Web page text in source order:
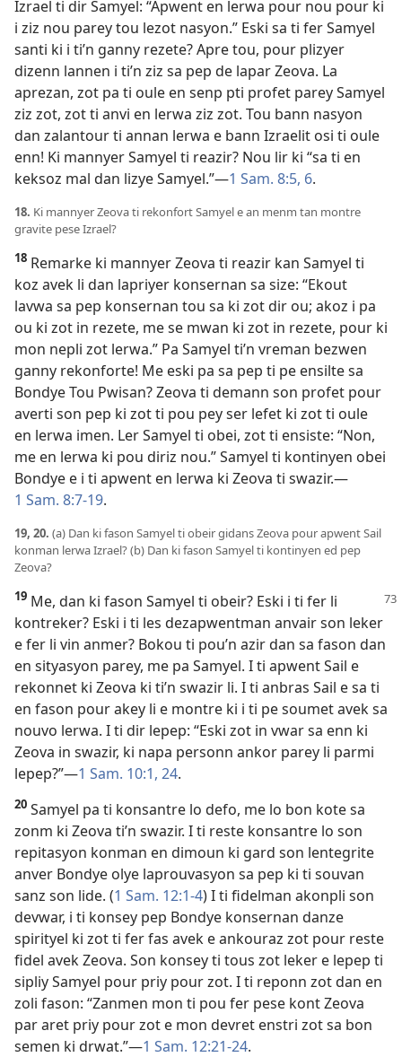
Izrael ti dir Samyel: “Apwent en lerwa pour nou pour ki
i ziz nou parey tou lezot nasyon.” Eski sa ti fer Samyel
santi ki i ti’n ganny rezete? Apre tou, pour plizyer
dizenn lannen i ti’n ziz sa pep de lapar Zeova. La
aprezan, zot pa ti oule en senp pti profet parey Samyel
ziz zot, zot ti anvi en lerwa ziz zot. Tou bann nasyon
dan zalantour ti annan lerwa e bann Izraelit osi ti oule
enn! Ki mannyer Samyel ti reazir? Nou lir ki “sa ti en
keksoz mal dan lizye Samyel.”​—1 Sam. 8:5, 6.
18. Ki mannyer Zeova ti rekonfort Samyel e an menm tan montre
gravite pese Izrael?
18 Remarke ki mannyer Zeova ti reazir kan Samyel ti
koz avek li dan lapriyer konsernan sa size: “Ekout
lavwa sa pep konsernan tou sa ki zot dir ou; akoz i pa
ou ki zot in rezete, me se mwan ki zot in rezete, pour ki
mon nepli zot lerwa.” Pa Samyel ti’n vreman bezwen
ganny rekonforte! Me eski pa sa pep ti pe ensilte sa
Bondye Tou Pwisan? Zeova ti demann son profet pour
averti son pep ki zot ti pou pey ser lefet ki zot ti oule
en lerwa imen. Ler Samyel ti obei, zot ti ensiste: “Non,
me en lerwa ki pou diriz nou.” Samyel ti kontinyen obei
Bondye e i ti apwent en lerwa ki Zeova ti swazir.​—
1 Sam. 8:7-19.
19, 20. (a) Dan ki fason Samyel ti obeir gidans Zeova pour apwent Sail
konman lerwa Izrael? (b) Dan ki fason Samyel ti kontinyen ed pep
Zeova?
19 Me, dan ki fason Samyel ti obeir? Eski i ti fer li
kontreker? Eski i ti les dezapwentman anvair son leker
e fer li vin anmer? Bokou ti pou’n azir dan sa fason dan
en sityasyon parey, me pa Samyel. I ti apwent Sail e
rekonnet ki Zeova ki ti’n swazir li. I ti anbras Sail e sa ti
en fason pour akey li e montre ki i ti pe soumet avek sa
nouvo lerwa. I ti dir lepep: “Eski zot in vwar sa enn ki
Zeova in swazir, ki napa personn ankor parey li parmi
lepep?”​—1 Sam. 10:1, 24.
20 Samyel pa ti konsantre lo defo, me lo bon kote sa
zonm ki Zeova ti’n swazir. I ti reste konsantre lo son
repitasyon konman en dimoun ki gard son lentegrite
anver Bondye olye laprouvasyon sa pep ki ti souvan
sanz son lide. (1 Sam. 12:1-4) I ti fidelman akonpli son
devwar, i ti konsey pep Bondye konsernan danze
spirityel ki zot ti fer fas avek e ankouraz zot pour reste
fidel avek Zeova. Son konsey ti tous zot leker e lepep ti
sipliy Samyel pour priy pour zot. I ti reponn zot dan en
zoli fason: “Zanmen mon ti pou fer pese kont Zeova
par aret priy pour zot e mon devret enstri zot sa bon
semen ki drwat.”​—1 Sam. 12:21-24.